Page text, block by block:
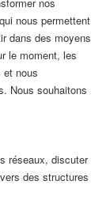
nous permettent
dans des moyens
le moment, les
et nous
Nous souhaitons
réseaux, discuter
des structures